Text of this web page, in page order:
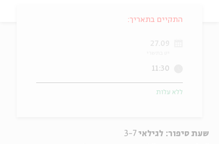
שעת סיפור: לגילאי 3-7
התקיים בתאריך:
27.09
11:30
ללא עלות